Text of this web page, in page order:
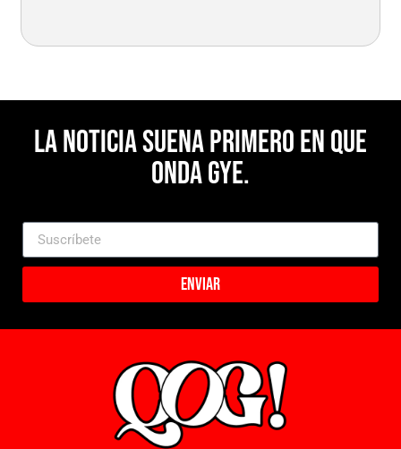
La noticia suena primero en Que
Onda Gye.
Enviar